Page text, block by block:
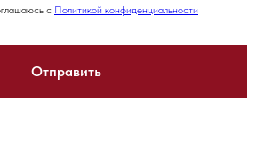
с Политикой конфиденциальности
Отправить